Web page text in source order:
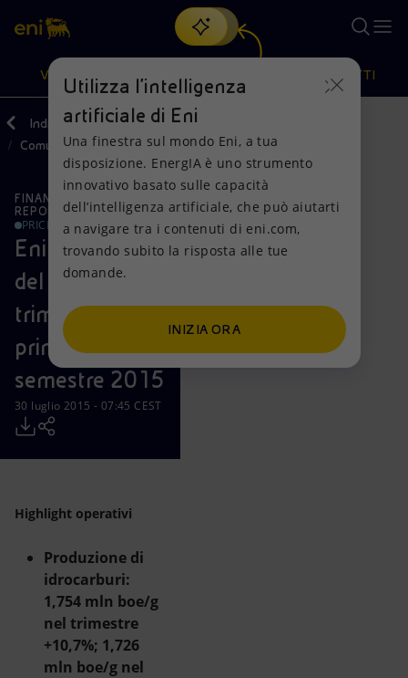
Cerca
Oppure scopri EnergIA, la nostra nuova soluzione di intelligenza
artificiale.
VISIONE
Visione
Mission e valori
Persone e Partnership
Net Zero
Modello satellitare
Energia accessibile
Innovazione
Scenari energetici
Azioni
Diversificazione energetica
Tecnologie per la transizione
Collaborazioni per l'innovazione
Attività nel mondo
PRODOTTI
Prodotti
Casa
Imprese
Mobilità
Indietro
Media
Comunicati Stampa
FINANZA, STRATEGIA E
REPORT
PRICE SENSITIVE
Eni: risultati
del secondo
trimestre e del
primo
semestre 2015
30 luglio 2015 - 07:45 CEST
Highlight operativi
Produzione di
idrocarburi:
1,754 mln boe/g
nel trimestre
+10,7%; 1,726
mln boe/g nel
Utilizza l'intelligenza
artificiale di Eni
Una finestra sul mondo Eni, a tua
disposizione. EnergIA è uno strumento
innovativo basato sulle capacità
dell’intelligenza artificiale, che può aiutarti
a navigare tra i contenuti di eni.com,
trovando subito la risposta alle tue
domande.
INIZIA ORA